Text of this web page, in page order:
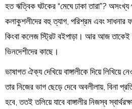
হত ঋত্বিক ঘটকের “মেঘে ঢাকা তারা”?
কলাকুশলীদের বহু ত্যাগ, পরিশ্রম এবং
কিংবা কলেজ স্ট্রিট বইপাড়া। আর আজ তাকেই
ভিনদেশীদের কাছে।
ভাষাগত ঐক্য দেখিয়ে বাঙ্গালীকে দিয়ে লিখিয়ে
তার নিজের ভাগ ছেড়ে দেবে অবলীলায়, বিনা
হবে, ততই তলিয়ে যাবে বাঙ্গালীর নিজস্ব